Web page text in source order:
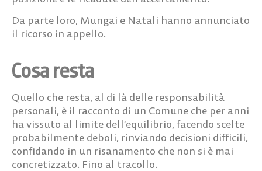
Da parte loro, Mungai e Natali hanno annunciato
il ricorso in appello.
Cosa resta
Quello che resta, al di là delle responsabilità
personali, è il racconto di un Comune che per anni
ha vissuto al limite dell’equilibrio, facendo scelte
probabilmente deboli, rinviando decisioni difficili,
confidando in un risanamento che non si è mai
concretizzato. Fino al tracollo.